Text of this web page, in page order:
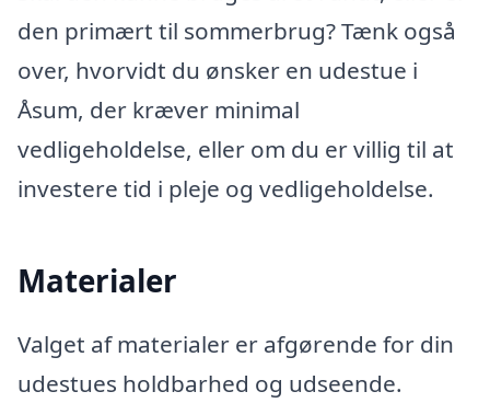
den primært til sommerbrug? Tænk også
over, hvorvidt du ønsker en udestue i
Åsum, der kræver minimal
vedligeholdelse, eller om du er villig til at
investere tid i pleje og vedligeholdelse.
Materialer
Valget af materialer er afgørende for din
udestues holdbarhed og udseende.